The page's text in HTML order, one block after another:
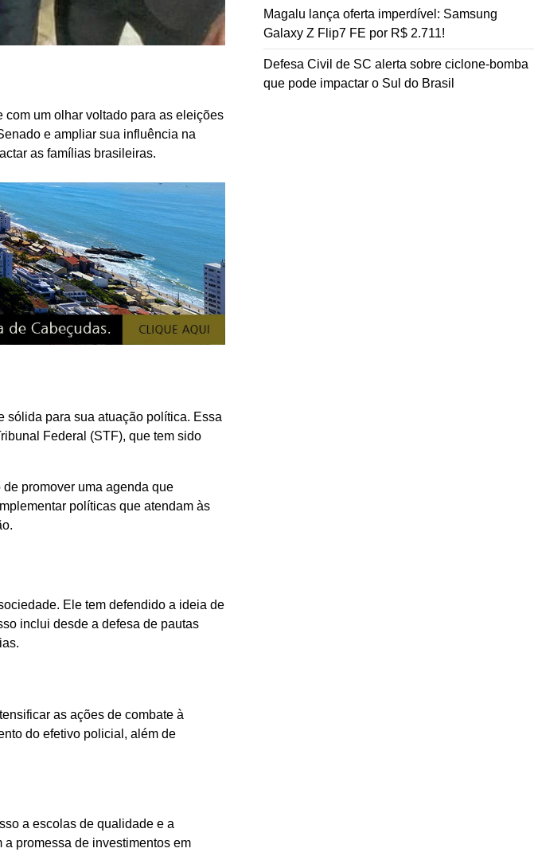
um olhar voltado para as eleições
e ampliar sua influência na
as famílias brasileiras.
sólida para sua atuação política. Essa
Federal (STF), que tem sido
promover uma agenda que
políticas que atendam às
Ele tem defendido a ideia de
inclui desde a defesa de pautas
as ações de combate à
do efetivo policial, além de
a escolas de qualidade e a
promessa de investimentos em
Magalu lança oferta imperdível: Samsung
Galaxy Z Flip7 FE por R$ 2.711!
Defesa Civil de SC alerta sobre ciclone-bomba
que pode impactar o Sul do Brasil